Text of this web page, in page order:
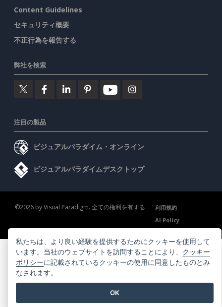
Content Guidelines
セキュリティ概要
不正行為を報告する
弊社を検索
注目の製品
ビジュアルパラダイム・オンライン
ビジュアルパラダイムデスクトップ
©2026 by Visual Paradigm. 全ての権利を有する
利用規約
AI Policy
私たちは、より良い経験を提供するためにクッキーを使用して
います。当社のウェブサイトを訪問することにより、 クッキー
ポリシーに記載されているクッキーの使用に同意したものとみ
なされます。
OK